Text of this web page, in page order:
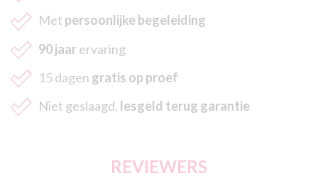
Met persoonlijke begeleiding
90 jaarervaring
15 dagen gratis op proef
Niet geslaagd, lesgeld terug garantie
REVIEWERS